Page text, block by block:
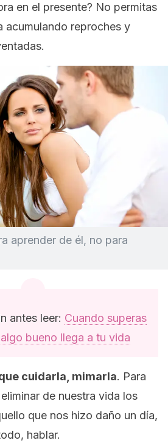
en el presente? No permitas
acumulando reproches y
aprender de él, no para
antes leer: Cuando superas
bueno llega a tu vida
cuidarla, mimarla. Para
de nuestra vida los
que nos hizo daño un día,
hablar.